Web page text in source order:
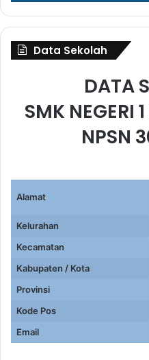
Data Sekolah
DATA
SMK NEGERI
NPSN
Alamat
Kelurahan
Kecamatan
Kabupaten / Kota
Provinsi
Kode Pos
Email